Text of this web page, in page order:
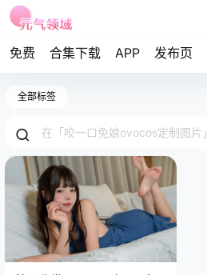
免费 合集下载 APP 发布页
全部标签